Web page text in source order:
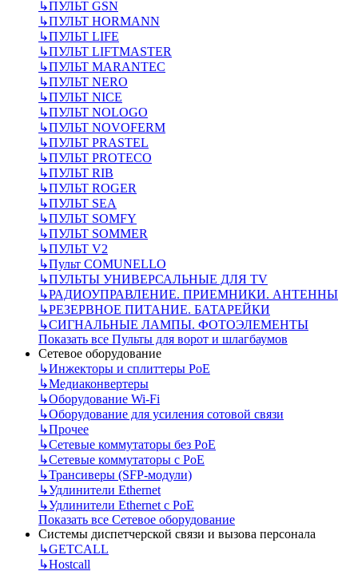
↳ПУЛЬТ GSN
↳ПУЛЬТ HORMANN
↳ПУЛЬТ LIFE
↳ПУЛЬТ LIFTMASTER
↳ПУЛЬТ MARANTEC
↳ПУЛЬТ NERO
↳ПУЛЬТ NICE
↳ПУЛЬТ NOLOGO
↳ПУЛЬТ NOVOFERM
↳ПУЛЬТ PRASTEL
↳ПУЛЬТ PROTECO
↳ПУЛЬТ RIB
↳ПУЛЬТ ROGER
↳ПУЛЬТ SEA
↳ПУЛЬТ SOMFY
↳ПУЛЬТ SOMMER
↳ПУЛЬТ V2
↳Пульт СOMUNELLO
↳ПУЛЬТЫ УНИВЕРСАЛЬНЫЕ ДЛЯ TV
↳РАДИОУПРАВЛЕНИЕ. ПРИЕМНИКИ. АНТЕННЫ
↳РЕЗЕРВНОЕ ПИТАНИЕ. БАТАРЕЙКИ
↳СИГНАЛЬНЫЕ ЛАМПЫ. ФОТОЭЛЕМЕНТЫ
Показать все Пульты для ворот и шлагбаумов
Сетевое оборудование
↳Инжекторы и сплиттеры РоЕ
↳Медиаконвертеры
↳Оборудование Wi-Fi
↳Оборудование для усиления сотовой связи
↳Прочее
↳Сетевые коммутаторы без РоЕ
↳Сетевые коммутаторы с РоЕ
↳Трансиверы (SFP-модули)
↳Удлинители Ethernet
↳Удлинители Ethernet с PoE
Показать все Сетевое оборудование
Системы диспетчерской связи и вызова персонала
↳GETCALL
↳Hostcall